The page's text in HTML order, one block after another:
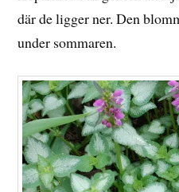
där de ligger ner. Den
under sommaren.